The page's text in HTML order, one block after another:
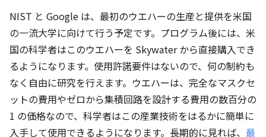
NIST と Google は、最初のウエハーの生産と提供を米国
の一流大学に向けて行う予定です。プログラム後には、米
国の科学者はこのウエハーを Skywater から直接購入でき
るようになります。使用許諾要件はないので、何の制約も
なく自由に研究を行えます。ウエハーは、完全なマスクセ
ットの費用やゼロから集積回路を設計する費用の数百分の
1 の価格なので、科学者はこの産業技術をはるかに簡単に
入手して使用できるようになります。長期的に見れば、 最